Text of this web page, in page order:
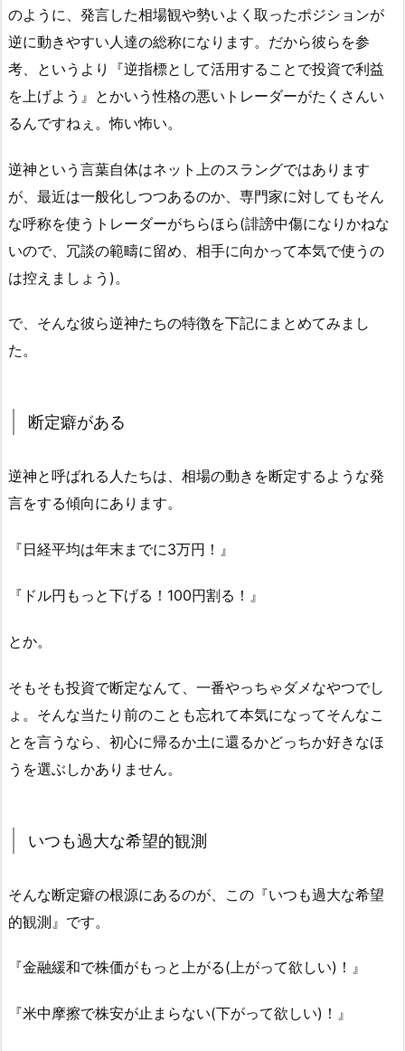
のように、発言した相場観や勢いよく取ったポジションが
逆に動きやすい人達の総称になります。だから彼らを参
考、というより『逆指標として活用することで投資で利益
を上げよう』とかいう性格の悪いトレーダーがたくさんい
るんですねぇ。怖い怖い。
逆神という言葉自体はネット上のスラングではあります
が、最近は一般化しつつあるのか、専門家に対してもそん
な呼称を使うトレーダーがちらほら(誹謗中傷になりかねな
いので、冗談の範疇に留め、相手に向かって本気で使うの
は控えましょう)。
で、そんな彼ら逆神たちの特徴を下記にまとめてみまし
た。
断定癖がある
逆神と呼ばれる人たちは、相場の動きを断定するような発
言をする傾向にあります。
『日経平均は年末までに3万円！』
『ドル円もっと下げる！100円割る！』
とか。
そもそも投資で断定なんて、一番やっちゃダメなやつでし
ょ。そんな当たり前のことも忘れて本気になってそんなこ
とを言うなら、初心に帰るか土に還るかどっちか好きなほ
うを選ぶしかありません。
いつも過大な希望的観測
そんな断定癖の根源にあるのが、この『いつも過大な希望
的観測』です。
『金融緩和で株価がもっと上がる(上がって欲しい)！』
『米中摩擦で株安が止まらない(下がって欲しい)！』